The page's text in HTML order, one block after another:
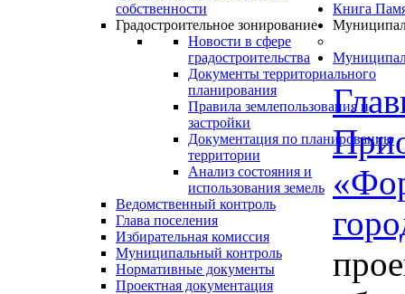
собственности
Градостроительное зонирование
Новости в сфере
градостроительства
Документы территориального
планирования
Правила землепользования и
застройки
Документация по планированию
территории
Анализ состояния и
использования земель
Ведомственный контроль
Глава поселения
Избирательная комиссия
Муниципальный контроль
Нормативные документы
Проектная документация
Книга